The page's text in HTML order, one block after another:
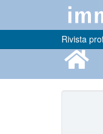
Rivista